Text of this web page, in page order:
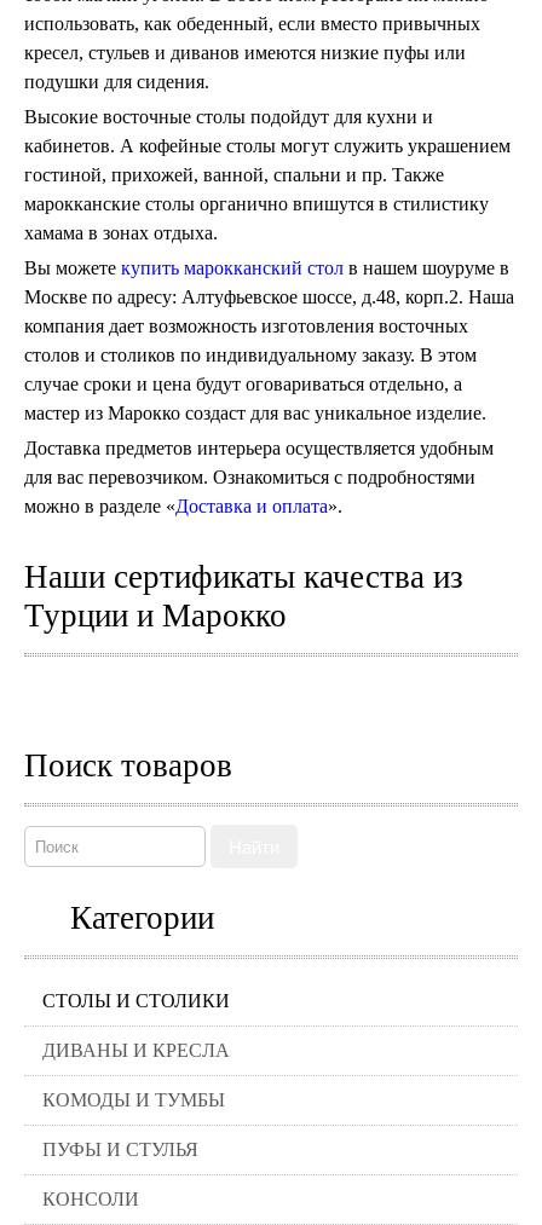
использовать, как обеденный, если вместо привычных
кресел, стульев и диванов имеются низкие пуфы или
подушки для сидения.
Высокие восточные столы подойдут для кухни и
кабинетов. А кофейные столы могут служить украшением
гостиной, прихожей, ванной, спальни и пр. Также
марокканские столы органично впишутся в стилистику
хамама в зонах отдыха.
Вы можете купить марокканский стол в нашем шоуруме в
Москве по адресу: Алтуфьевское шоссе, д.48, корп.2. Наша
компания дает возможность изготовления восточных
столов и столиков по индивидуальному заказу. В этом
случае сроки и цена будут оговариваться отдельно, а
мастер из Марокко создаст для вас уникальное изделие.
Доставка предметов интерьера осуществляется удобным
для вас перевозчиком. Ознакомиться с подробностями
можно в разделе «Доставка и оплата».
Наши сертификаты качества из
Турции и Марокко
Поиск товаров
Категории
СТОЛЫ И СТОЛИКИ
ДИВАНЫ И КРЕСЛА
КОМОДЫ И ТУМБЫ
ПУФЫ И СТУЛЬЯ
КОНСОЛИ